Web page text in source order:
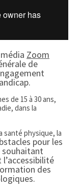
Zoom
de
de 15 à 30 ans,
dans la
santé physique, la
pour les
souhaitant
des